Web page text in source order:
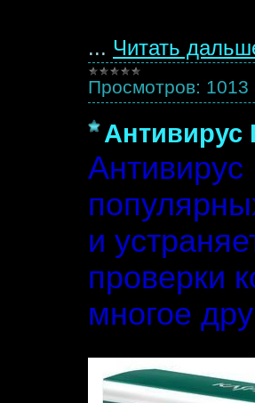
... Читать
Просмотров: 1013
Антивирус
Антивирус
и
проверки
многое